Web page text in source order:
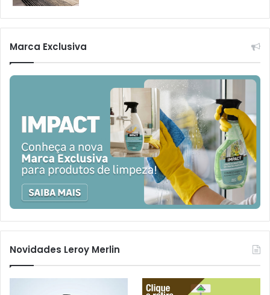
Marca Exclusiva
Novidades Leroy Merlin